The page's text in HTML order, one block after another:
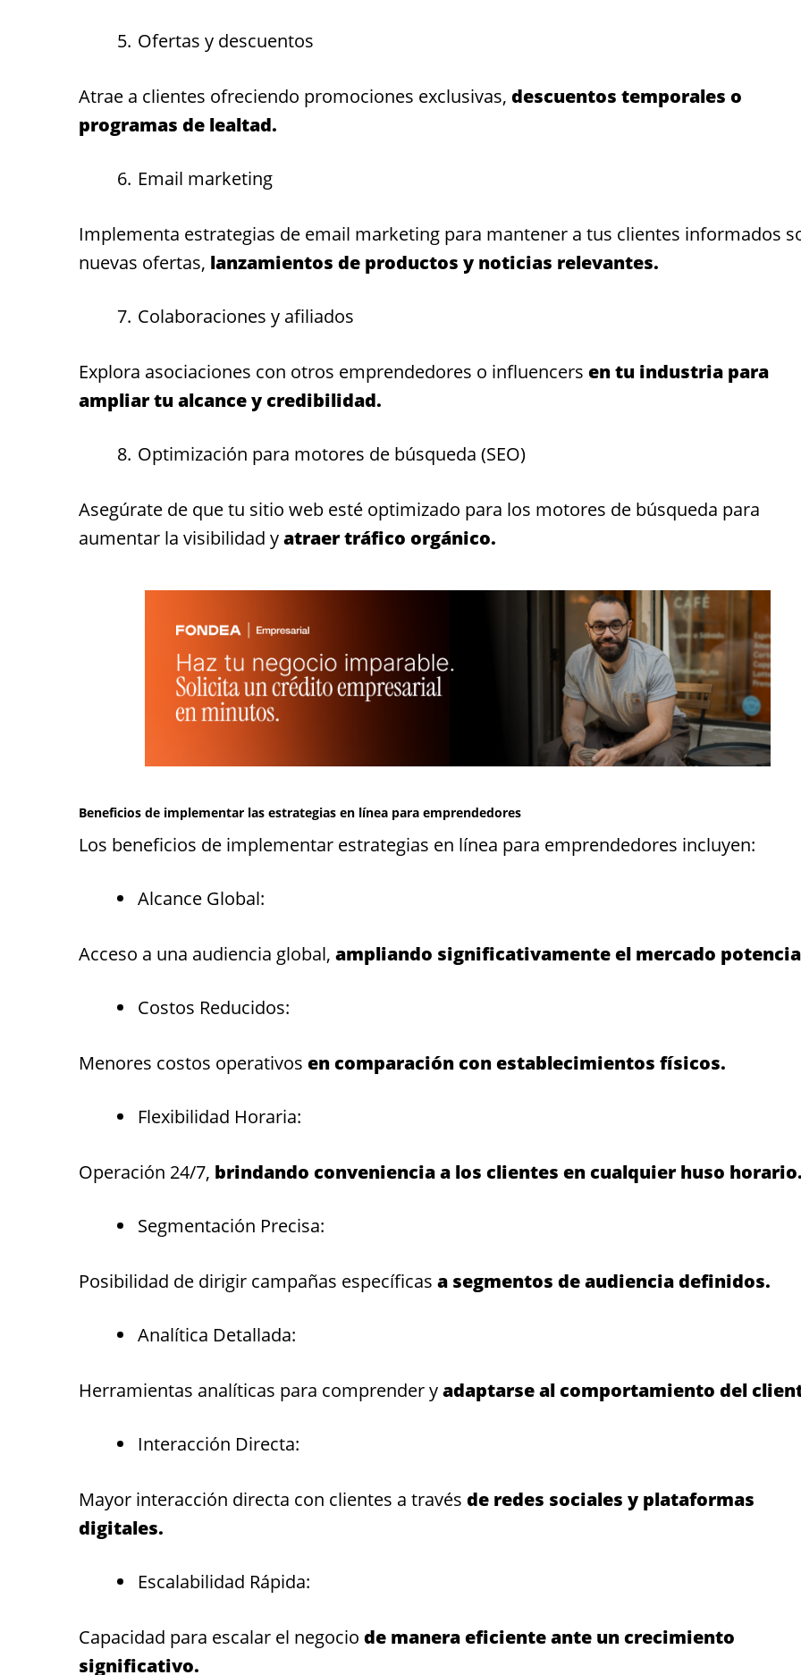
Ofertas y descuentos
Atrae a clientes ofreciendo promociones exclusivas, descuentos temporales o
programas de lealtad.
Email marketing
Implementa estrategias de email marketing para mantener a tus clientes informados
nuevas ofertas, lanzamientos de productos y noticias relevantes.
Colaboraciones y afiliados
Explora asociaciones con otros emprendedores o influencers en tu industria para
ampliar tu alcance y credibilidad.
Optimización para motores de búsqueda (SEO)
Asegúrate de que tu sitio web esté optimizado para los motores de búsqueda para
aumentar la visibilidad yatraer tráfico orgánico.
Beneficios de implementar las estrategias en línea para emprendedores
Los beneficios de implementar estrategias en línea para emprendedores incluyen:
Alcance Global:
Acceso a una audiencia global, ampliando significativamente el mercado
Costos Reducidos:
Menores costos operativos en comparación con establecimientos físicos.
Flexibilidad Horaria:
Operación 24/7, brindando conveniencia a los clientes en cualquier huso
Segmentación Precisa:
Posibilidad de dirigir campañas específicas a segmentos de audiencia definidos.
Analítica Detallada:
Herramientas analíticas para comprender yadaptarse al comportamiento del
Interacción Directa:
Mayor interacción directa con clientes a través de redes sociales y plataformas
digitales.
Escalabilidad Rápida:
Capacidad para escalar el negocio de manera eficiente ante un crecimiento
significativo.